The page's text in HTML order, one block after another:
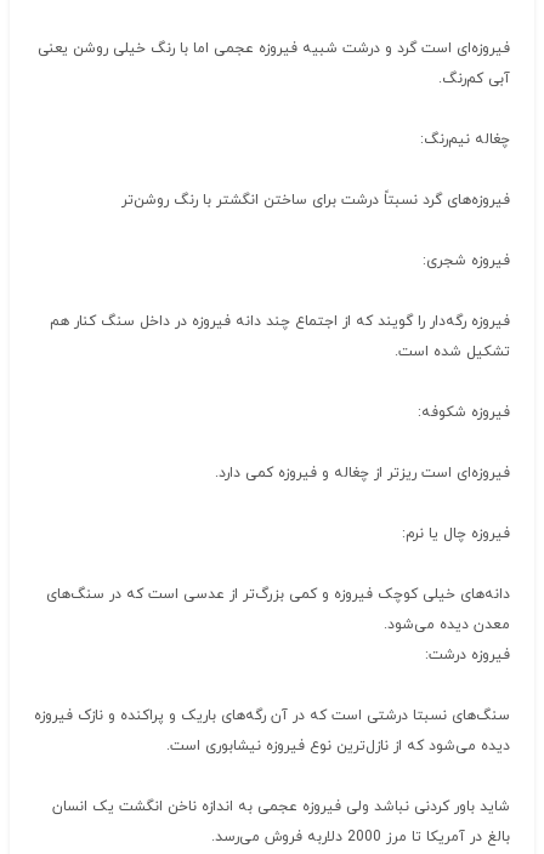
فیروزه‌ای است گرد و درشت شبیه فیروزه عجمی اما با رنگ خیلی روشن یعنی
آبی کم‌رنگ.
چغاله نیم‌رنگ:
فیروزه‌های گرد نسبتاً درشت برای ساختن انگشتر با رنگ روشن‌تر
فیروزه شجری:
فیروزه رگه‌دار را گویند که از اجتماع چند دانه فیروزه در داخل سنگ کنار هم
تشکیل شده است.
فیروزه شکوفه:
فیروزه‌ای است ریزتر از چغاله و فیروزه کمی دارد.
فیروزه چال یا نرم:
دانه‌های خیلی کوچک فیروزه و کمی بزرگ‌تر از عدسی است که در سنگ‌های
معدن دیده می‌شود.
فیروزه درشت:
سنگ‌های نسبتا درشتی است که در آن رگه‌های باریک و پراکنده و نازک فیروزه
دیده می‌شود که از نازل‌ترین نوع فیروزه نیشابوری است.
شاید باور کردنی نباشد ولی فیروزه عجمی به اندازه ناخن انگشت یک انسان
بالغ در آمریکا تا مرز 2000 دلاربه فروش می‌رسد.